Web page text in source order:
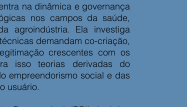
na dinâmica e governança
nos campos da saúde,
agroindústria. Ela investiga
demandam co-criação,
crescentes com os
isso teorias derivadas do
empreendorismo social e das
usuário.